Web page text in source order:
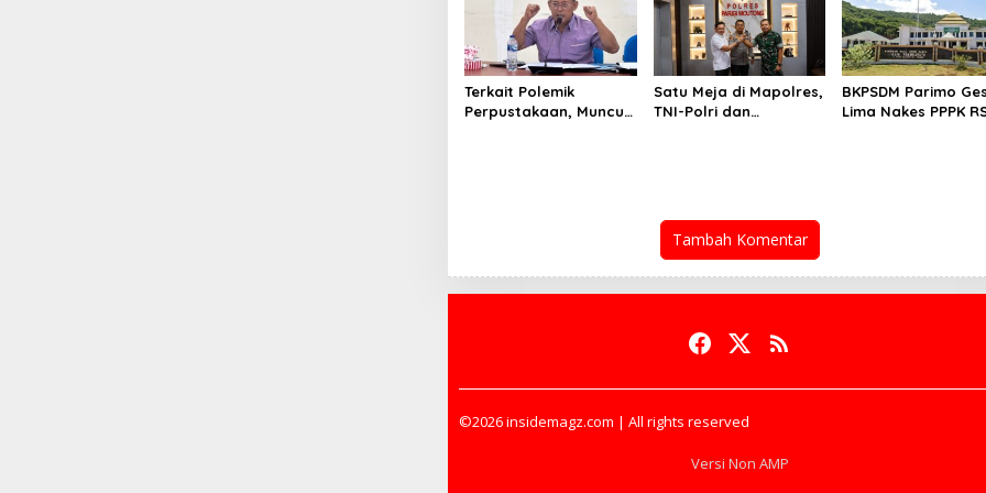
Terkait Polemik
Perpustakaan, Muncul
Satu Meja di Mapolres,
TNI-Polri dan
BKPSDM Parimo
Lima Nakes PPPK
Tambah Komentar
©2026 insidemagz.com | All rights reserved
Versi Non AMP